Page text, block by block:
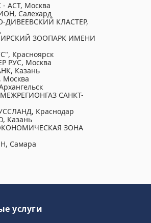
АСТ, Москва
Салехард
ДИВЕЕВСКИЙ КЛАСТЕР,
ЗООПАРК ИМЕНИ
Красноярск
РУС, Москва
Казань
САНКТ-
Краснодар
Казань
ЗОНА
Самара
услуги